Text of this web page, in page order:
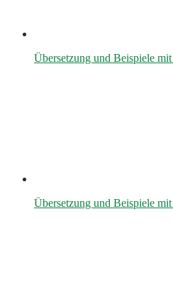
Übersetzung und Beispiele
Übersetzung und Beispiele